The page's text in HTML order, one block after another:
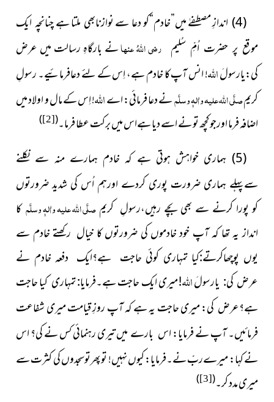
(4) اندازِ مصطفےٰ میں”خادم“کو دعا سے نوازنابھی ملتا ہےچنانچہ ایک
موقع پر حضرت اُمِّ سُلیم رضی اللہُ عنہانے بارگاہِ رسالتمیں عرض
کی:یارسولَاللہ! انس آپ کا خادم ہے، اِس کے لئے دعافرمائیے۔ رسولِ
کریمصلَّی اللہ علیہ واٰلہٖ وسلَّمنے دعا فرمائی: اےاللہ! اِس کے مال و اولاد میں
اضافہ فرما اورجو کچھ تو نے اسے دیا ہےاس میں برکت عطا فرما۔(
[2]
)
(5)
ہماری خواہش ہوتی ہے کہ خادم ہمارے منہ سے نکلنے
سےپہلے ہماری ضرورت پوری کردے اورہم اُس کی شدید ضرورتوں
کو پورا کرنے سے بھی بچے رہیں،رسولِ کریم صلَّی اللہ علیہ واٰلہٖ وسلَّم کا
انداز یہ تھا کہ آپ خود خادموں کی ضرورتوں کا خیال رکھتے خادم سے
یوں پوچھاکرتے:کیا تمہاری کوئی حاجت ہے؟ایک دفعہ خادم نے
عرض کی: یارسولَاللہ!میری ایک حاجت ہے۔فرمایا:تمہاریکیا حاجت
ہے؟عرض کی: میری حاجت یہ ہے کہ آپ روزِ قیامت میری شفاعت
فرمائیں۔ آپ نے فرمایا:اس بارے میںتیری رہنمائی کس نے کی؟ اس
نے کہا: میرےربّنے۔فرمایا: کیوں نہیں! تو پھرتوسجدوں کی کثرت سے
میری مدد کر۔(
[3]
)